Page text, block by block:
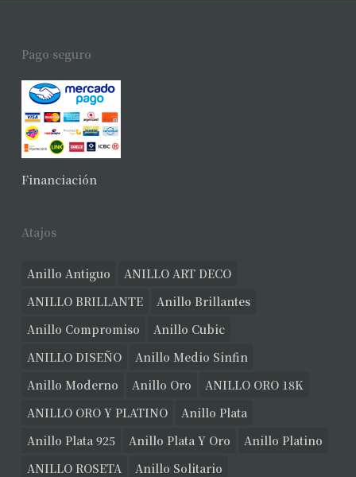
Pago seguro
Financiación
Atajos
Anillo Antiguo
ANILLO ART DECO
ANILLO BRILLANTE
Anillo Brillantes
Anillo Compromiso
Anillo Cubic
ANILLO DISEÑO
Anillo Medio Sinfin
Anillo Moderno
Anillo Oro
ANILLO ORO 18K
ANILLO ORO Y PLATINO
Anillo Plata
Anillo Plata 925
Anillo Plata Y Oro
Anillo Platino
ANILLO ROSETA
Anillo Solitario